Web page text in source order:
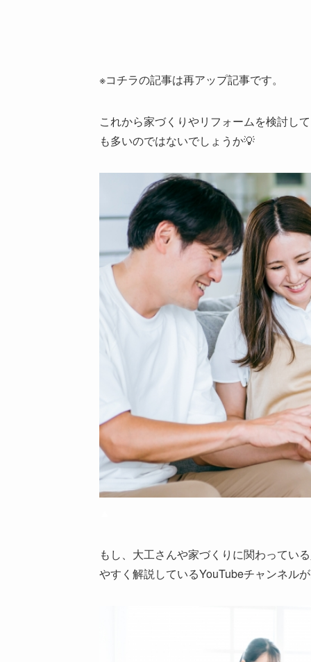
※コチラの記事は再アップ記事です。
これから家づくりやリフォームを検討し
も多いのではないでしょうか💡
もし、大工さんや家づくりに関わってい
やすく解説しているYouTubeチャンネル